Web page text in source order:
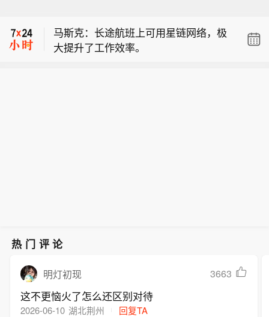
马斯克：长途航班上可用星链网络，极
大提升了工作效率。
热门评论
明灯初现 3663
这不更恼火了怎么还区别对待
2026-06-10 湖北荆州 回复TA